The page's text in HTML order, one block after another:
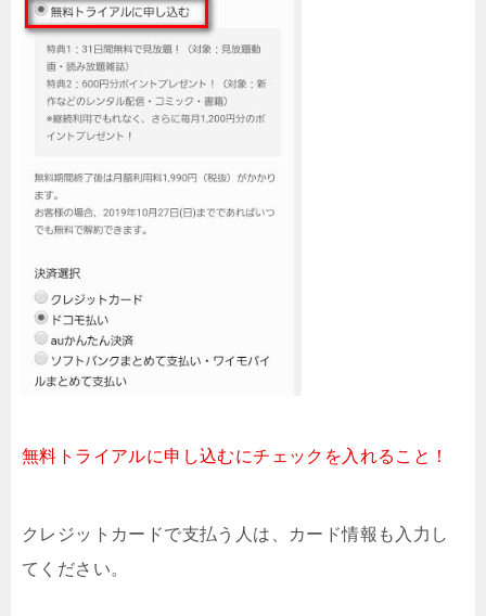
無料トライアルに申し込むにチェックを入れること！
クレジットカードで支払う人は、カード情報も入力し
てください。